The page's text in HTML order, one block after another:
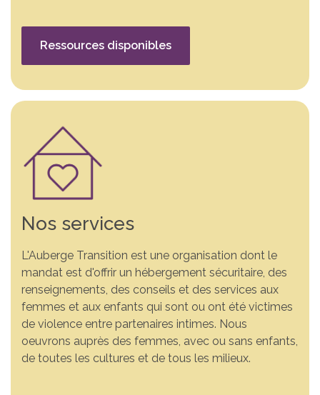
Ressources disponibles
Nos services
L'Auberge Transition est une organisation dont le
mandat est d'offrir un hébergement sécuritaire, des
renseignements, des conseils et des services aux
femmes et aux enfants qui sont ou ont été victimes
de violence entre partenaires intimes. Nous
oeuvrons auprès des femmes, avec ou sans enfants,
de toutes les cultures et de tous les milieux.
Vous n’êtes pas seule. Un
endroit sécuritaire pour
vous. Si vous vivez de la
Comprendre la violence.
S’informer pour mieux
agir. Découvrez des
Ensemble, changeons
des vies. Votre soutien fait
la différence. Grâce à